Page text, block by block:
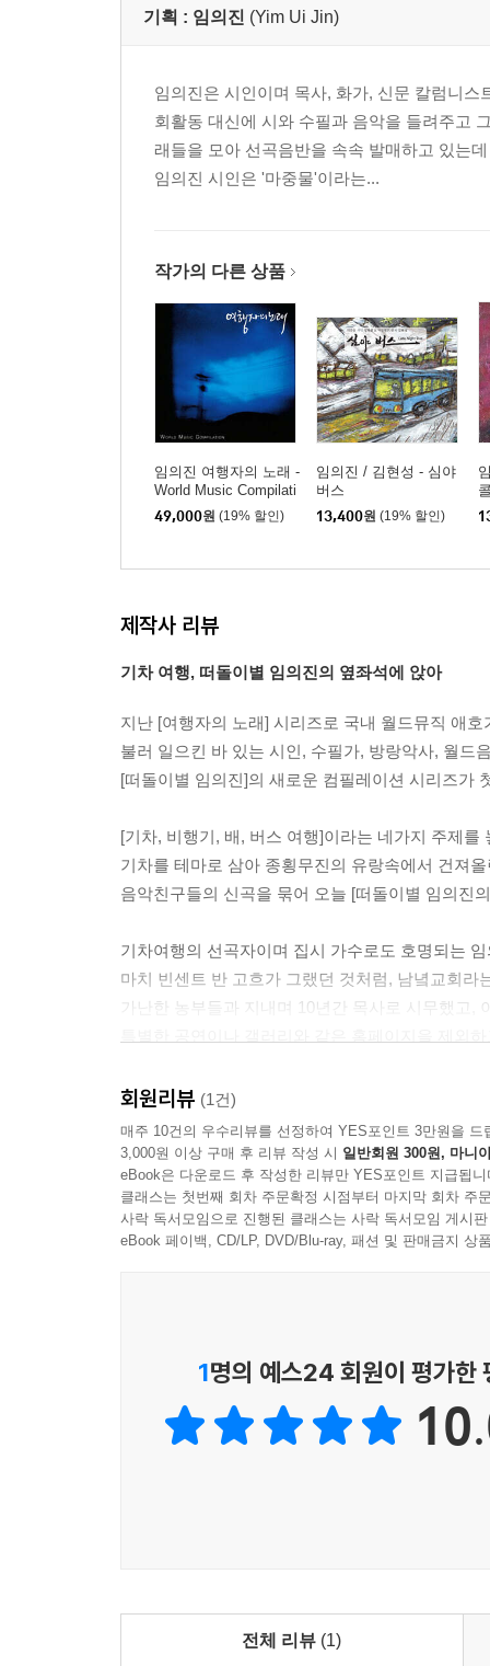
기획 : 임의진 (Yim Ui Jin)
임의진은 시인이며 목사, 화가, 신문 칼럼니
회활동 대신에 시와 수필과 음악을 들려주고
래들을 모아 선곡음반을 속속 발매하고 있는
임의진 시인은 '마중물'이라는...
작가의 다른 상품
임의진 여행자의 노래 -
World Music Compilati
on [LP]
49,000원 (19% 할인)
임의진 / 김현성 - 심야
버스
13,400원 (19% 할인)
n)
제작사 리뷰
기차 여행, 떠돌이별 임의진의 옆좌석에 앉아
지난 [여행자의 노래] 시리즈로 국내 월드뮤직 애
불러 일으킨 바 있는 시인, 수필가, 방랑악사, 월드
[떠돌이별 임의진]의 새로운 컴필레이션 시리즈가
[기차, 비행기, 배, 버스 여행]이라는 네가지 주제를
기차를 테마로 삼아 종횡무진의 유랑속에서 건져
음악친구들의 신곡을 묶어 오늘 [떠돌이별 임의진
기차여행의 선곡자이며 집시 가수로도 호명되는
마치 빈센트 반 고흐가 그랬던 것처럼, 남녘교회라
가난한 농부들과 지내며 10년간 목사로 시무했고,
한꺼번에 보여주는 아호들이다. 칼릴 지브란의 [예
[음악에 대하여]를 그는 몸으로, 경험으로 살아내고
이번 [기차 여행]은 컴필레이션 음반이라기보다는
[기차 여행]을 위하여 새롭게 녹음한 음원들이 여
선곡 음반들이 그러한, 성의 없거나 대중성에만 기
길에서 누워본 여행자에게 다정한 위안이라고 하
간편한 기타(Guitar)를 중심으로 한 인디, 언더그라
'임의진식' 소개는 주류 음악계로 전면통합된 대로
[여행자의 노래] 시리즈에서부터 깊은 보헤미안의
회원리뷰 (1건)
매주 10건의 우수리뷰를 선정하여 YES포인트 3만원을 드
3,000원 이상 구매 후 리뷰 작성 시 일반회원 300원, 마니
eBook은 다운로드 후 작성한 리뷰만 YES포인트 지급됩니
클래스는 첫번째 회차 주문확정 시점부터 마지막 회차 주
사락 독서모임으로 진행된 클래스는 사락 독서모임 게시
eBook 페이백, CD/LP, DVD/Blu-ray, 패션 및 판매금지 상
1명의 예스24 회원이 평가한
전체 리뷰 (1)